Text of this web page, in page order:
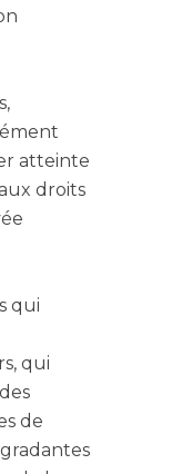
atteinte
droits
qui
qui
de